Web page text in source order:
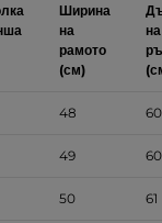
Ширина
на
рамото
(см)
на
48 60
49 60
50 61